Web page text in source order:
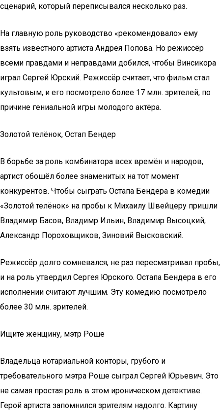
сценарий, который переписывался несколько раз.
На главную роль руководство «рекомендовало» ему
взять известного артиста Андрея Попова. Но режиссёр
всеми правдами и неправдами добился, чтобы Винсикора
играл Сергей Юрский. Режиссёр считает, что фильм стал
культовым, и его посмотрело более 17 млн. зрителей, по
причине гениальной игры молодого актёра.
Золотой телёнок, Остап Бендер
В борьбе за роль комбинатора всех времён и народов,
артист обошёл более знаменитых на тот момент
конкурентов. Чтобы сыграть Остапа Бендера в комедии
«Золотой телёнок» на пробы к Михаилу Швейцеру пришли
Владимир Басов, Владимр Ильин, Владимир Высоцкий,
Александр Пороховщиков, Зиновий Высковский.
Режиссёр долго сомневался, не раз пересматривал пробы,
и на роль утвердил Сергея Юрского. Остапа Бендера в его
исполнении считают лучшим. Эту комедию посмотрело
более 30 млн. зрителей.
Ищите женщину, мэтр Роше
Владельца нотариальной конторы, грубого и
требовательного мэтра Роше сыграл Сергей Юрьевич. Это
не самая простая роль в этом ироническом детективе.
Герой артиста запомнился зрителям надолго. Картину